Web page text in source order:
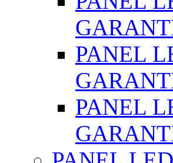
PANEL
PANEL